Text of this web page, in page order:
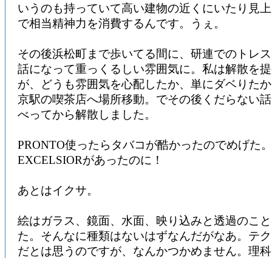
いうのも持っていて高い建物の近くにいたり見
で相当精神力を消費するんです。うぇ。
その後浜松町まで歩いてる間に、研連でのトレ
話になって重っくるしい雰囲気に。私は解散を
が、どうも雰囲気を心配したか、単にダベりた
京駅の喫茶店へ場所移動。でその後くだらない
べってから解散しました。
PRONTO使ったらタバコが酷かったのでめげた
EXCELSIORがあったのに！
あとはイクサ。
絵はガラス、鏡面、水面、映り込みと透過のこ
た。そんなに種類はないはずなんだがなあ。テ
だとは思うのですが、なんかつかめません。理